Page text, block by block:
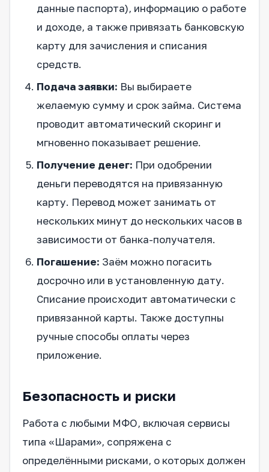
данные паспорта), информацию о работе
и доходе, а также привязать банковскую
карту для зачисления и списания
средств.
Подача заявки: Вы выбираете
желаемую сумму и срок займа. Система
проводит автоматический скоринг и
мгновенно показывает решение.
Получение денег: При одобрении
деньги переводятся на привязанную
карту. Перевод может занимать от
нескольких минут до нескольких часов в
зависимости от банка-получателя.
Погашение: Заём можно погасить
досрочно или в установленную дату.
Списание происходит автоматически с
привязанной карты. Также доступны
ручные способы оплаты через
приложение.
Безопасность и риски
Работа с любыми МФО, включая сервисы
типа «Шарами», сопряжена с
определёнными рисками, о которых должен